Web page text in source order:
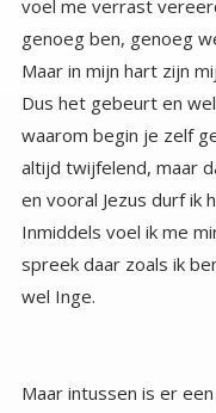
wel Inge.
Maar intussen is er
schuilnaam, niet
vraagt op FB, en mijn
me enkele keren feedback
en de eerste feedback is
in me op. De persoon
er geen enkele foto
Langzamerhand begint
te delen. Felle
een alwetend iemand.
geen enkele twijfel,
overtuigd van de
brengen me daardoor in
bijna alles wat ik sinds
ondervinden en
worden steeds
over mijn weg en mijzelf
Wat me al snel opvalt is
liefde of warmte. De
soms erg
uitgedeeld onder het
waarheid kent’. Meer
gaan het volgen en